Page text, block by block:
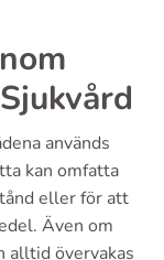
används
kan omfatta
eller för att
Även om
alltid övervakas